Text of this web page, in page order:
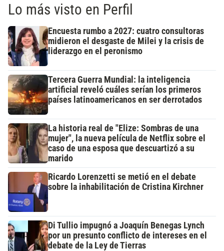
Lo más visto en Perfil
Encuesta rumbo a 2027: cuatro consultoras
midieron el desgaste de Milei y la crisis de
liderazgo en el peronismo
Tercera Guerra Mundial: la inteligencia
artificial reveló cuáles serían los primeros
países latinoamericanos en ser derrotados
La historia real de "Elize: Sombras de una
mujer", la nueva película de Netflix sobre el
caso de una esposa que descuartizó a su
marido
Ricardo Lorenzetti se metió en el debate
sobre la inhabilitación de Cristina Kirchner
Di Tullio impugnó a Joaquín Benegas Lynch
por un presunto conflicto de intereses en el
debate de la Ley de Tierras